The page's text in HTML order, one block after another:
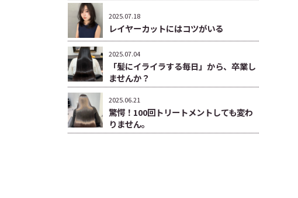
2025.07.18
レイヤーカットにはコツがいる
2025.07.04
「髪にイライラする毎日」から、卒業し
ませんか？
2025.06.21
驚愕！100回トリートメントしても変わ
りません。